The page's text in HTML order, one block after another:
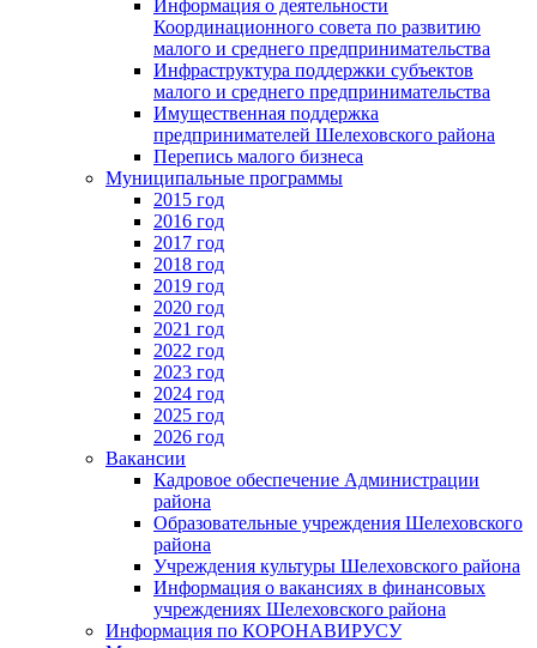
Информация о деятельности
Координационного совета по развитию
малого и среднего предпринимательства
Инфраструктура поддержки субъектов
малого и среднего предпринимательства
Имущественная поддержка
предпринимателей Шелеховского района
Перепись малого бизнеса
Муниципальные программы
2015 год
2016 год
2017 год
2018 год
2019 год
2020 год
2021 год
2022 год
2023 год
2024 год
2025 год
2026 год
Вакансии
Кадровое обеспечение Администрации
района
Образовательные учреждения Шелеховского
района
Учреждения культуры Шелеховского района
Информация о вакансиях в финансовых
учреждениях Шелеховского района
Информация по КОРОНАВИРУСУ